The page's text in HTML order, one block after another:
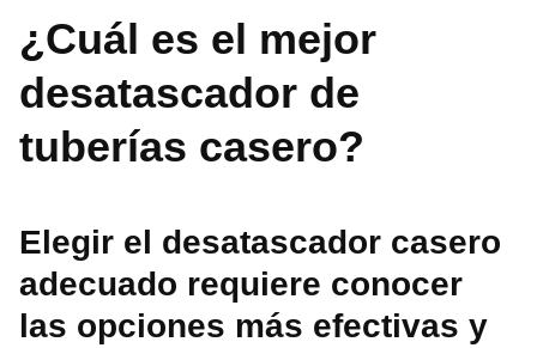
¿Cuál es el mejor
desatascador de
tuberías casero?
Elegir el desatascador casero
adecuado requiere conocer
las opciones más efectivas y